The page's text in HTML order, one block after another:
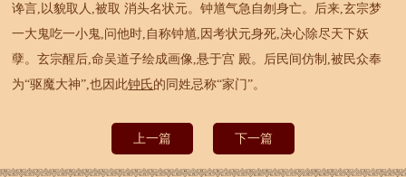
谗言,以貌取人,被取 消头名状元。钟馗气急自刎身亡。后来,玄宗梦
一大鬼吃一小鬼,问他时,自称钟馗,因考状元身死,决心除尽天下妖
孽。玄宗醒后,命吴道子绘成画像,悬于宫 殿。后民间仿制,被民众奉
为“驱魔大神”,也因此钟氏的同姓忌称“家门”。
上一篇 下一篇